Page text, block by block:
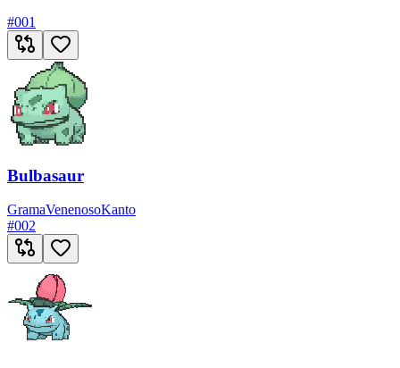
#001
Bulbasaur
GramaVenenosoKanto
#002